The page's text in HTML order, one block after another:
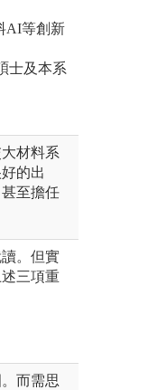
AI等創新
士及本系
材料系
的出
至擔任
。但實
三項重
而需思